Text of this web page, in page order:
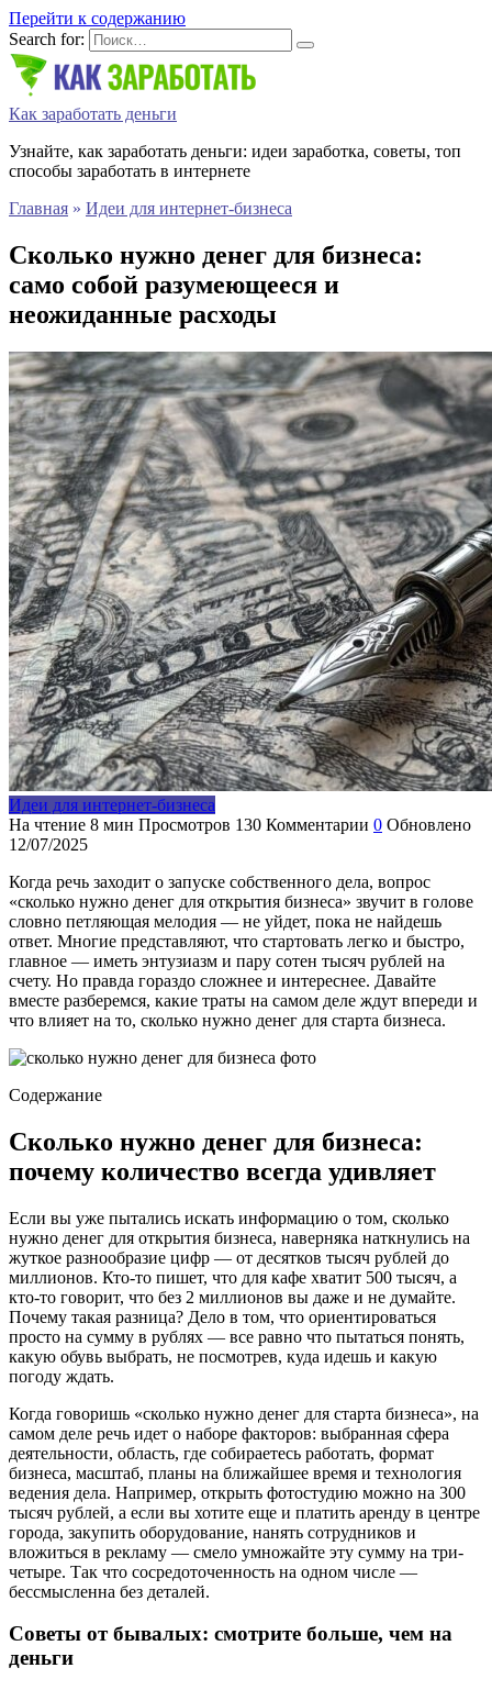
Перейти к содержанию
Search for:
Как заработать деньги
Узнайте, как заработать деньги: идеи заработка, советы, топ
способы заработать в интернете
Главная » Идеи для интернет-бизнеса
Сколько нужно денег для бизнеса:
само собой разумеющееся и
неожиданные расходы
Идеи для интернет-бизнеса
На чтение 8 мин Просмотров 130 Комментарии 0 Обновлено
12/07/2025
Когда речь заходит о запуске собственного дела, вопрос
«сколько нужно денег для открытия бизнеса» звучит в голове
словно петляющая мелодия — не уйдет, пока не найдешь
ответ. Многие представляют, что стартовать легко и быстро,
главное — иметь энтузиазм и пару сотен тысяч рублей на
счету. Но правда гораздо сложнее и интереснее. Давайте
вместе разберемся, какие траты на самом деле ждут впереди и
что влияет на то, сколько нужно денег для старта бизнеса.
Содержание
Сколько нужно денег для бизнеса:
почему количество всегда удивляет
Если вы уже пытались искать информацию о том, сколько
нужно денег для открытия бизнеса, наверняка наткнулись на
жуткое разнообразие цифр — от десятков тысяч рублей до
миллионов. Кто-то пишет, что для кафе хватит 500 тысяч, а
кто-то говорит, что без 2 миллионов вы даже и не думайте.
Почему такая разница? Дело в том, что ориентироваться
просто на сумму в рублях — все равно что пытаться понять,
какую обувь выбрать, не посмотрев, куда идешь и какую
погоду ждать.
Когда говоришь «сколько нужно денег для старта бизнеса», на
самом деле речь идет о наборе факторов: выбранная сфера
деятельности, область, где собираетесь работать, формат
бизнеса, масштаб, планы на ближайшее время и технология
ведения дела. Например, открыть фотостудию можно на 300
тысяч рублей, а если вы хотите еще и платить аренду в центре
города, закупить оборудование, нанять сотрудников и
вложиться в рекламу — смело умножайте эту сумму на три-
четыре. Так что сосредоточенность на одном числе —
бессмысленна без деталей.
Советы от бывалых: смотрите больше, чем на
деньги